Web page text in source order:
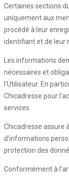
Certaines sections
uniquement aux
procédé à leur
identifiant et de leur
Les informations
nécessaires et
l'Utilisateur. En
Chicadresse pour
services.
Chicadresse assure
d'informations
protection des
Conformément à